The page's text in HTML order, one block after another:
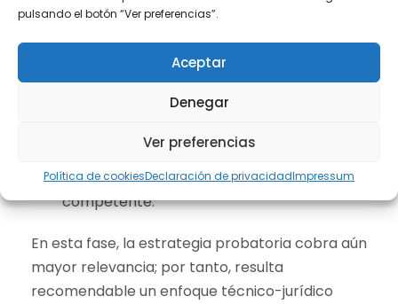
pulsando el botón “Ver preferencias”.
Aceptar
Denegar
Ver preferencias
Política de cookiesDeclaración de privacidadImpressum
Finalmente, si la reclamación es desestimada,
Recurso de reposición
Reclamación económico-
administrativaante el órgano
competente.
En esta fase, la estrategia probatoria cobra aún
mayor relevancia; por tanto, resulta
recomendable un enfoque técnico-jurídico